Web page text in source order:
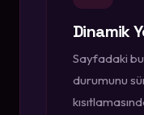
Dinamik
Sayfadaki
durumunu